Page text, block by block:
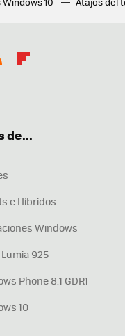
de...
e Híbridos
Windows
925
Phone 8.1 GDR1
10